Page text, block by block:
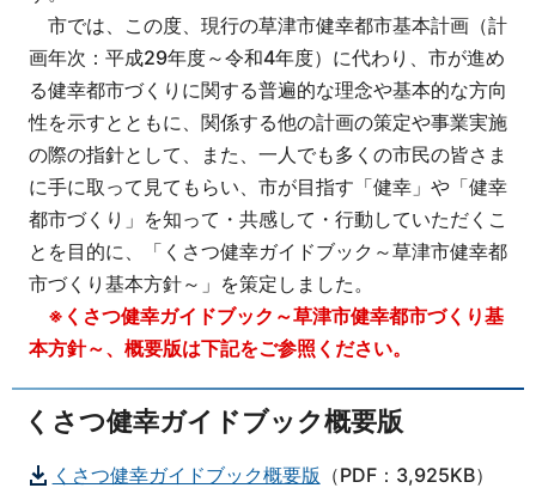
市では、この度、現行の草津市健幸都市基本計画（計
画年次：平成29年度～令和4年度）に代わり、市が進め
る健幸都市づくりに関する普遍的な理念や基本的な方向
性を示すとともに、関係する他の計画の策定や事業実施
の際の指針として、また、一人でも多くの市民の皆さま
に手に取って見てもらい、市が目指す「健幸」や「健幸
都市づくり」を知って・共感して・行動していただくこ
とを目的に、「くさつ健幸ガイドブック～草津市健幸都
市づくり基本方針～」を策定しました。
※くさつ健幸ガイドブック～草津市健幸都市づくり基
本方針～、概要版は下記をご参照ください。
くさつ健幸ガイドブック概要版
くさつ健幸ガイドブック概要版 （PDF：3,925KB）